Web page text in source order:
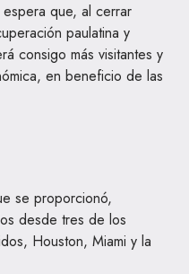
que, al cerrar
paulatina y
consigo más visitantes y
en beneficio de las
se proporcionó,
desde tres de los
Houston, Miami y la